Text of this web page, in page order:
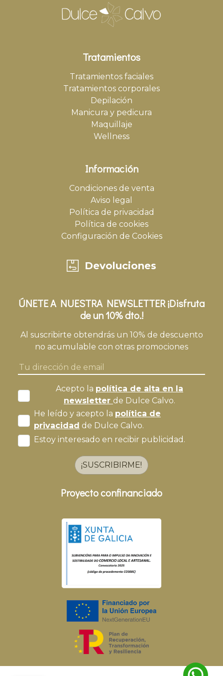
Tratamientos
Tratamientos faciales
Tratamientos corporales
Depilación
Manicura y pedicura
Maquillaje
Wellness
Información
Condiciones de venta
Aviso legal
Política de privacidad
Política de cookies
Configuración de Cookies
Devoluciones
ÚNETE A NUESTRA NEWSLETTER ¡Disfruta
de un 10% dto.!
Al suscribirte obtendrás un 10% de descuento
no acumulable con otras promociones
Acepto la política de alta en la
newsletter de Dulce Calvo.
He leído y acepto la política de
privacidad de Dulce Calvo.
Estoy interesado en recibir publicidad.
¡SUSCRIBIRME!
Proyecto confinanciado